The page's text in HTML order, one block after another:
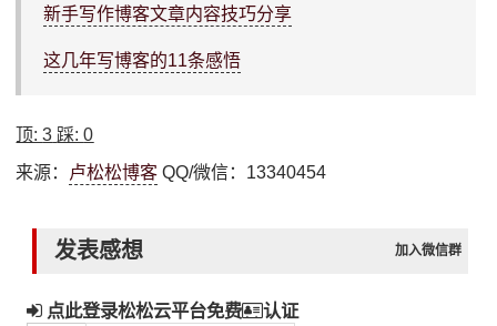
新手写作博客文章内容技巧分享
这几年写博客的11条感悟
顶:3 踩:0
来源： 卢松松博客 QQ/微信：13340454
发表感想 加入微信群
点此登录松松云平台免费 认证